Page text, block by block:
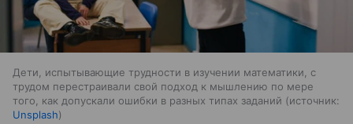
Дети, испытывающие трудности в изучении математики, с
трудом перестраивали свой подход к мышлению по мере
того, как допускали ошибки в разных типах заданий
источник:
Unsplash